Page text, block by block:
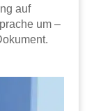
auf
um –